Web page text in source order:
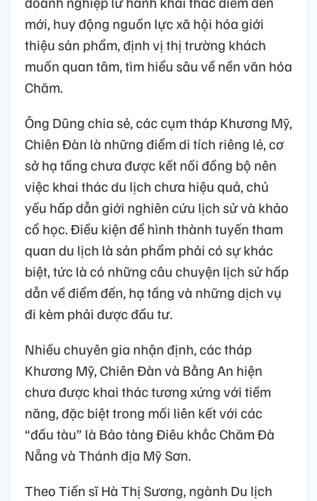
mới, huy động nguồn lực xã hội hóa giới
thiệu sản phẩm, định vị thị trường khách
muốn quan tâm, tìm hiểu sâu về nền văn hóa
Chăm.
Ông Dũng chia sẻ, các cụm tháp Khương Mỹ,
Chiên Đàn là những điểm di tích riêng lẻ, cơ
sở hạ tầng chưa được kết nối đồng bộ nên
việc khai thác du lịch chưa hiệu quả, chủ
yếu hấp dẫn giới nghiên cứu lịch sử và khảo
cổ học. Điều kiện để hình thành tuyến tham
quan du lịch là sản phẩm phải có sự khác
biệt, tức là có những câu chuyện lịch sử hấp
dẫn về điểm đến, hạ tầng và những dịch vụ
đi kèm phải được đầu tư.
Nhiều chuyên gia nhận định, các tháp
Khương Mỹ, Chiên Đàn và Bằng An hiện
chưa được khai thác tương xứng với tiềm
năng, đặc biệt trong mối liên kết với các
“đầu tàu” là Bảo tàng Điêu khắc Chăm Đà
Nẵng và Thánh địa Mỹ Sơn.
Theo Tiến sĩ Hà Thị Sương, ngành Du lịch